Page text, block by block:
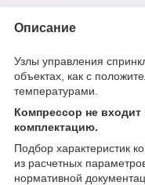
Описание
Узлы управления
объектах, как с
температурами.
Компрессор не
комплектацию.
Подбор характеристик
из расчетных
нормативной